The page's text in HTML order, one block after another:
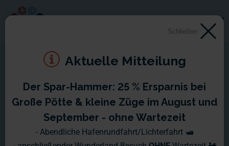
Wochenberichte 2023
Hier erhalten Sie die aktuellsten News
Schließen
Aktuelle Mitteilung
Der Spar-Hammer: 25 % Ersparnis bei
Große Pötte & kleine Züge im August und
September - ohne Wartezeit
- Abendliche Hafenrundfahrt/Lichterfahrt 🛥️